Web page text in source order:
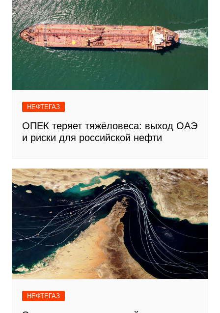
НЕФТЕГАЗ
ОПЕК теряет тяжёловеса: выход ОАЭ
и риски для российской нефти
НЕФТЕГАЗ